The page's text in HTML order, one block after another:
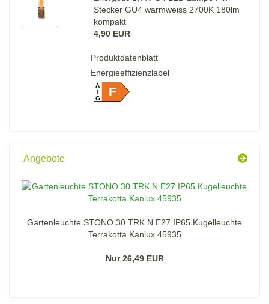
Stecker GU4 warmweiss 2700K 180lm
kompakt
4,90 EUR
Produktdatenblatt
Energieeffizienzlabel
A
GF
Angebote
Gartenleuchte STONO 30 TRK N E27 IP65 Kugelleuchte
Terrakotta Kanlux 45935
Nur 26,49 EUR